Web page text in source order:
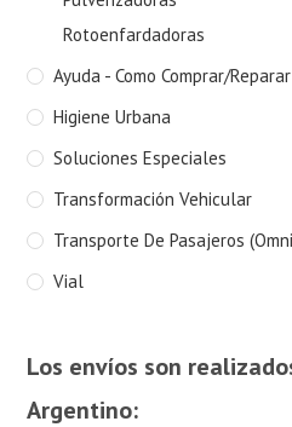
Rotoenfardadoras
Ayuda - Como Comprar/Reparar
Higiene Urbana
Soluciones Especiales
Transformación Vehicular
Transporte De Pasajeros
Vial
Los envíos son
Argentino: